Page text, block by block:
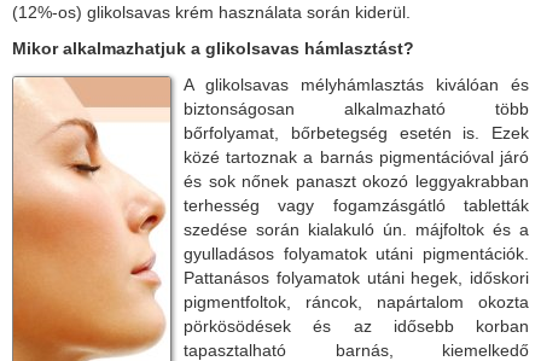
(12%-os) glikolsavas krém használata során kiderül.
Mikor alkalmazhatjuk a glikolsavas hámlasztást?
A glikolsavas mélyhámlasztás kiválóan és
biztonságosan alkalmazható több
bőrfolyamat, bőrbetegség esetén is. Ezek
közé tartoznak a barnás pigmentációval járó
és sok nőnek panaszt okozó leggyakrabban
terhesség vagy fogamzásgátló tabletták
szedése során kialakuló ún. májfoltok és a
gyulladásos folyamatok utáni pigmentációk.
Pattanásos folyamatok utáni hegek, időskori
pigmentfoltok, ráncok, napártalom okozta
pörkösödések és az idősebb korban
tapasztalható barnás, kiemelkedő